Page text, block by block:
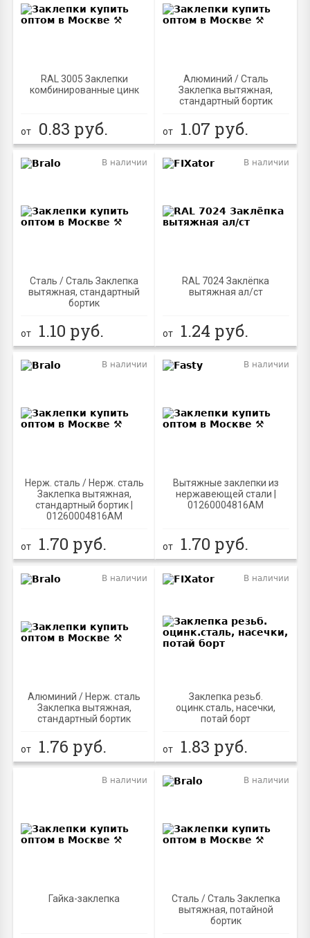
RAL 3005 Заклепки
комбинированные цинк
от 0.83 руб.
Алюминий / Сталь
Заклепка вытяжная,
стандартный бортик
от 1.07 руб.
Сталь / Сталь Заклепка
вытяжная, стандартный
бортик
В наличии
от 1.10 руб.
RAL 7024 Заклёпка
вытяжная ал/ст
В наличии
от 1.24 руб.
Нерж. сталь / Нерж. сталь
Заклепка вытяжная,
стандартный бортик |
01260004816AM
В наличии
от 1.70 руб.
Вытяжные заклепки из
нержавеющей стали |
01260004816AM
В наличии
от 1.70 руб.
Алюминий / Нерж. сталь
Заклепка вытяжная,
стандартный бортик
В наличии
от 1.76 руб.
Заклепка резьб.
оцинк.сталь, насечки,
потай борт
В наличии
от 1.83 руб.
Гайка-заклепка
В наличии
Сталь / Сталь Заклепка
вытяжная, потайной
бортик
В наличии